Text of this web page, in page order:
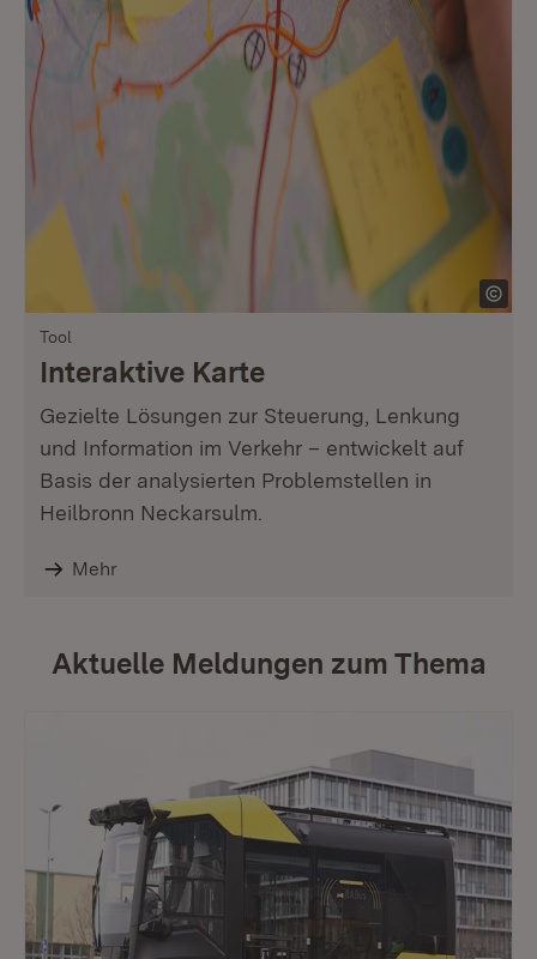
Tool
Interaktive Karte
Gezielte Lösungen zur Steuerung, Lenkung
und Information im Verkehr – entwickelt auf
Basis der analysierten Problemstellen in
Heilbronn Neckarsulm.
Mehr
Aktuelle Meldungen zum Thema